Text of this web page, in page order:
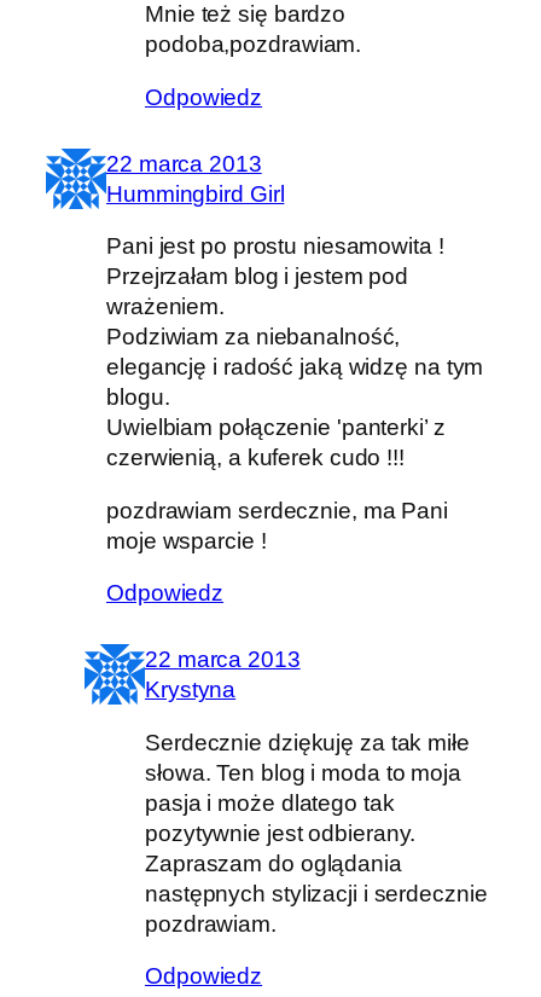
Mnie też się bardzo
podoba,pozdrawiam.
Odpowiedz
22 marca 2013
Hummingbird Girl
Pani jest po prostu niesamowita !
Przejrzałam blog i jestem pod
wrażeniem.
Podziwiam za niebanalność,
elegancję i radość jaką widzę na tym
blogu.
Uwielbiam połączenie 'panterki’ z
czerwienią, a kuferek cudo !!!
pozdrawiam serdecznie, ma Pani
moje wsparcie !
Odpowiedz
22 marca 2013
Krystyna
Serdecznie dziękuję za tak miłe
słowa. Ten blog i moda to moja
pasja i może dlatego tak
pozytywnie jest odbierany.
Zapraszam do oglądania
następnych stylizacji i serdecznie
pozdrawiam.
Odpowiedz